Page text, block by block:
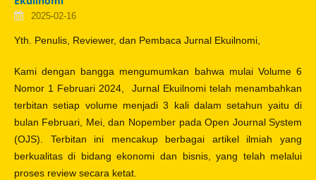
2025-02-16
Yth. Penulis, Reviewer, dan Pembaca Jurnal Ekuilnomi,
Kami dengan bangga mengumumkan bahwa mulai Volume 6
Nomor 1 Februari 2024, Jurnal Ekuilnomi telah menambahkan
terbitan setiap volume menjadi 3 kali dalam setahun yaitu di
bulan Februari, Mei, dan Nopember pada Open Journal System
(OJS). Terbitan ini mencakup berbagai artikel ilmiah yang
berkualitas di bidang ekonomi dan bisnis, yang telah melalui
proses review secara ketat.